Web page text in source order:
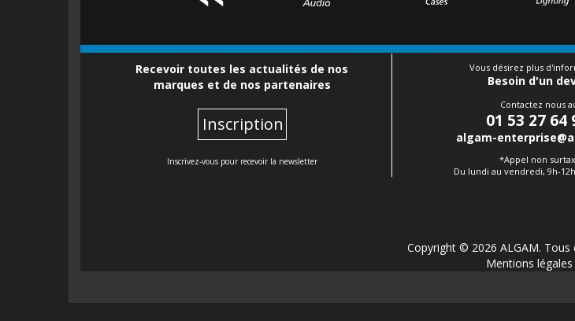
Recevoir toutes les actualités de nos
marques et de nos partenaires
Inscription
Inscrivez-vous pour recevoir la newsletter
Vous désirez plus
Besoin d'un
Contactez nous
01 53 27 64
algam-
*Appel non
Du lundi au vendredi, 9h-
Copyright © 2026 ALGAM. Tous
Mentions légales